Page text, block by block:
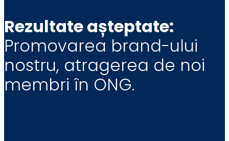
Rezultate așteptate:
Promovarea brand-ului
nostru, atragerea de noi
membri în ONG.